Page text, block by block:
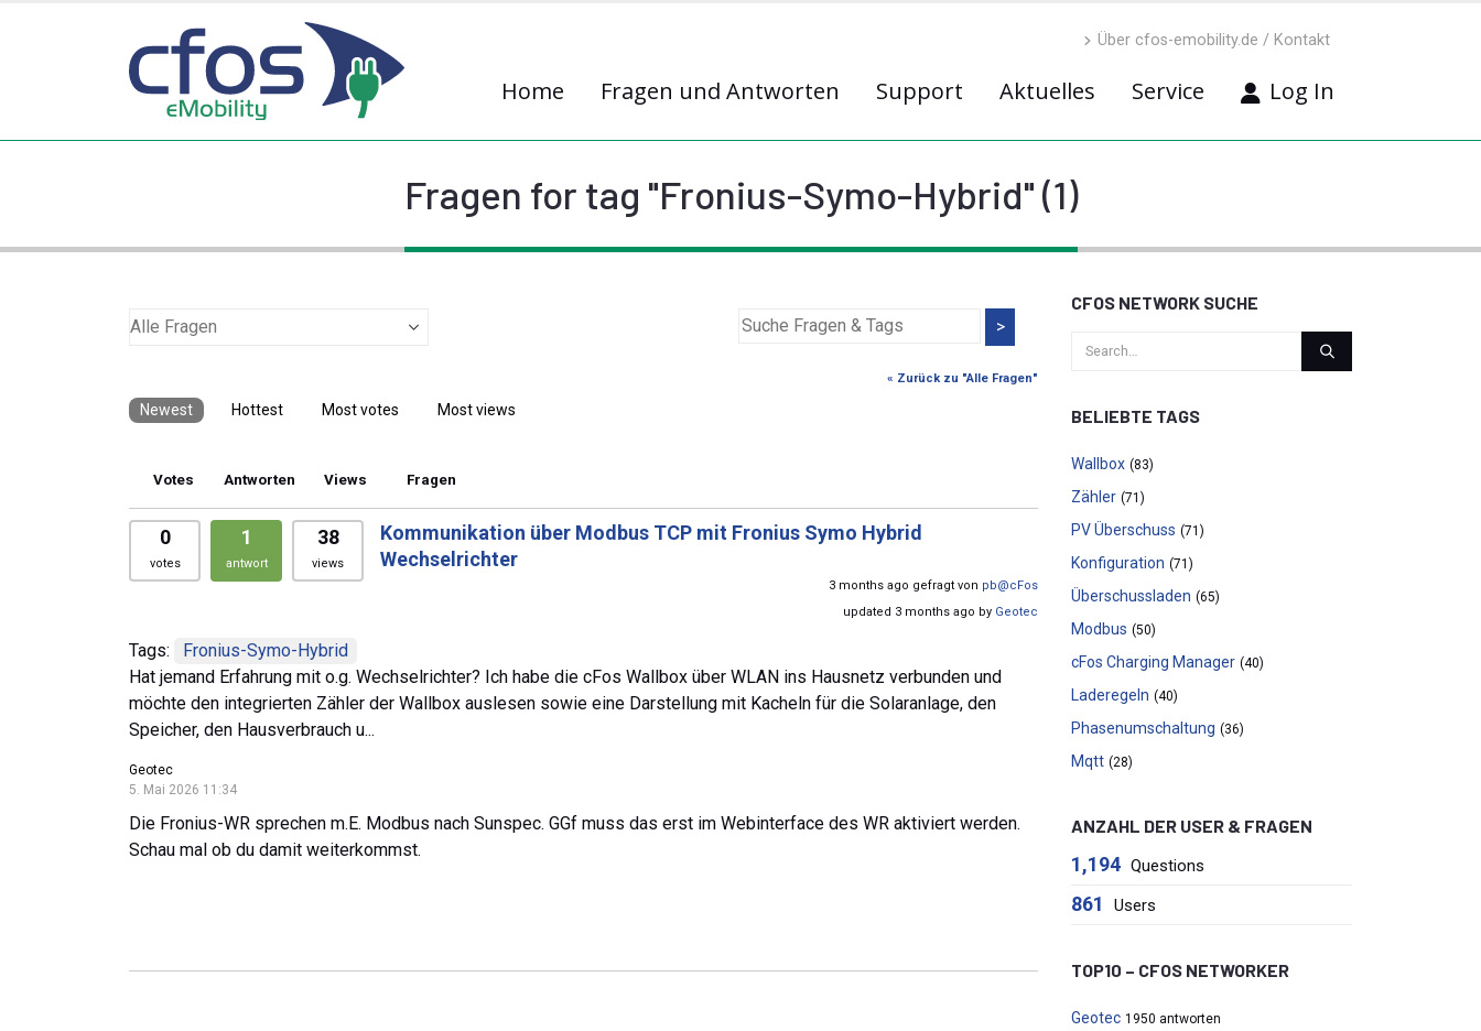
Über cfos-emobility.de / Kontakt
Home Fragen und Antworten Support Aktuelles Service Log In
Fragen for tag "Fronius-Symo-Hybrid" (1)
>
« Zurück zu "Alle Fragen"
Newest Hottest Most votes Most views
Votes Antworten Views Fragen
0
votes
1
antwort
38
views
Kommunikation über Modbus TCP mit Fronius Symo Hybrid
Wechselrichter
3 months ago gefragt von pb@cFos
updated 3 months ago by Geotec
Tags:
Fronius-Symo-Hybrid
Hat jemand Erfahrung mit o.g. Wechselrichter? Ich habe die cFos Wallbox über WLAN ins Hausnetz verbunden und
möchte den integrierten Zähler der Wallbox auslesen sowie eine Darstellung mit Kacheln für die Solaranlage, den
Speicher, den Hausverbrauch u...
Geotec
5. Mai 2026 11:34
Die Fronius-WR sprechen m.E. Modbus nach Sunspec. GGf muss das erst im Webinterface des WR aktiviert werden.
Schau mal ob du damit weiterkommst.
CFOS NETWORK SUCHE
BELIEBTE TAGS
Wallbox (83)
Zähler (71)
PV Überschuss (71)
Konfiguration (71)
Überschussladen (65)
Modbus (50)
cFos Charging Manager (40)
Laderegeln (40)
Phasenumschaltung (36)
Mqtt (28)
ANZAHL DER USER & FRAGEN
1,194 Questions
861 Users
TOP10 – CFOS NETWORKER
Geotec 1950 antworten